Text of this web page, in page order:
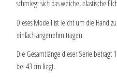
schmiegt sich das weiche, elastische
Dieses Modell ist leicht um die Hand
einfach angenehm tragen.
Die Gesamtlänge dieser Serie beträgt
bei 43 cm liegt.